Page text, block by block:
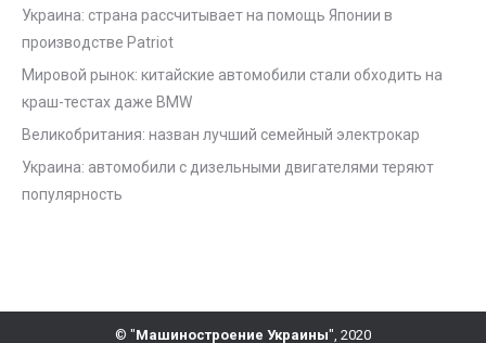
Украина: страна рассчитывает на помощь Японии в
производстве Patriot
Мировой рынок: китайские автомобили стали обходить на
краш-тестах даже BMW
Великобритания: назван лучший семейный электрокар
Украина: автомобили с дизельными двигателями теряют
популярность
© "Машиностроение Украины", 2020